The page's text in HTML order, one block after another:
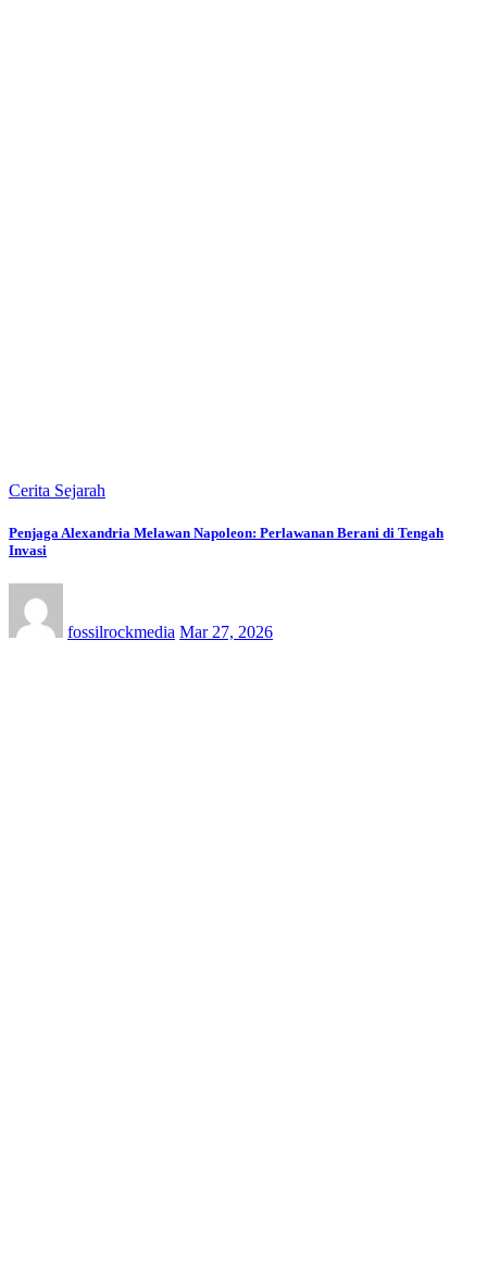
Cerita Sejarah
Penjaga Alexandria Melawan Napoleon: Perlawanan Berani di Tengah
Invasi
fossilrockmedia Mar 27, 2026